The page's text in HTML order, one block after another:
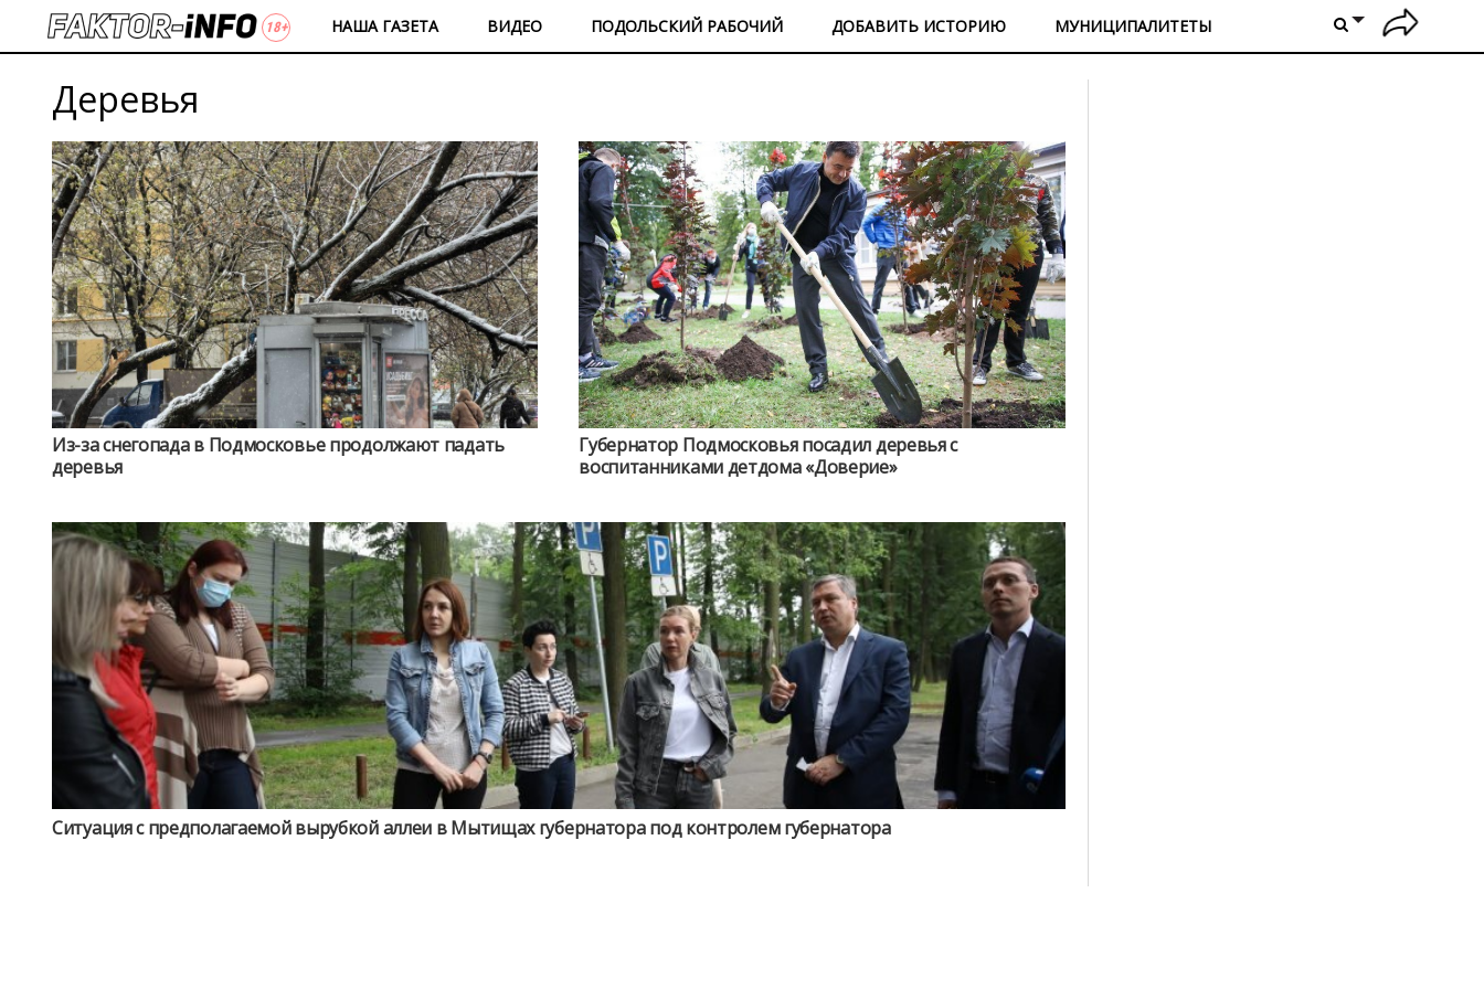
НАША ГАЗЕТА ВИДЕО ПОДОЛЬСКИЙ РАБОЧИЙ ДОБАВИТЬ ИСТОРИЮ МУНИЦИПАЛИТЕТЫ
Деревья
Из-за снегопада в Подмосковье продолжают падать
деревья
Губернатор Подмосковья посадил деревья с
воспитанниками детдома «Доверие»
Ситуация с предполагаемой вырубкой аллеи в Мытищах губернатора под контролем губернатора